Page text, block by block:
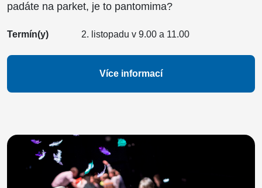
padáte na parket, je to pantomima?
Termín(y) 2. listopadu v 9.00 a 11.00
Více informací